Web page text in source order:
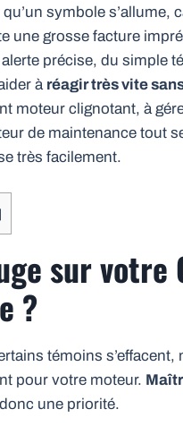
symbole
une grosse facture
précise, du simple
à réagir très vite
moteur clignotant, à
de maintenance tout
très facilement.
sur
?
témoins
pour votre moteur.
une priorité.